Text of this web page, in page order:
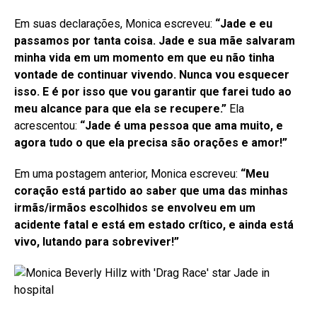
Em suas declarações, Monica escreveu: “Jade e eu
passamos por tanta coisa. Jade e sua mãe salvaram
minha vida em um momento em que eu não tinha
vontade de continuar vivendo. Nunca vou esquecer
isso. E é por isso que vou garantir que farei tudo ao
meu alcance para que ela se recupere.” Ela
acrescentou: “Jade é uma pessoa que ama muito, e
agora tudo o que ela precisa são orações e amor!”
Em uma postagem anterior, Monica escreveu: “Meu
coração está partido ao saber que uma das minhas
irmãs/irmãos escolhidos se envolveu em um
acidente fatal e está em estado crítico, e ainda está
vivo, lutando para sobreviver!”